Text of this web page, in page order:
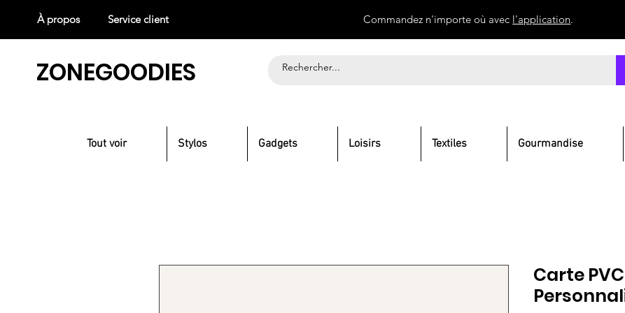
À propos Service client Commandez n'importe où avec l'application.
ZONEGOODIES
Tout voir Stylos Gadgets Loisirs Textiles Gourmandise
Carte